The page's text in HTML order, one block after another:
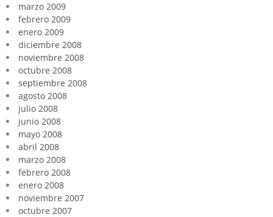
marzo 2009
febrero 2009
enero 2009
diciembre 2008
noviembre 2008
octubre 2008
septiembre 2008
agosto 2008
julio 2008
junio 2008
mayo 2008
abril 2008
marzo 2008
febrero 2008
enero 2008
noviembre 2007
octubre 2007